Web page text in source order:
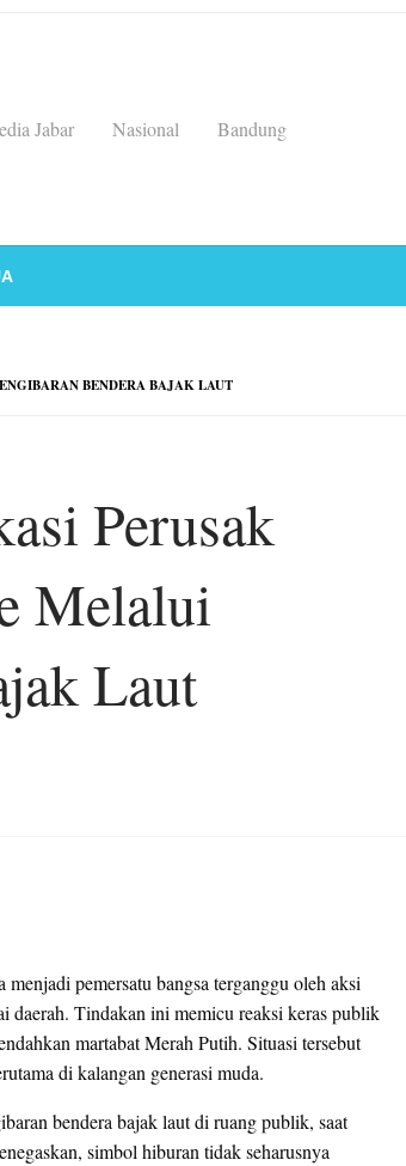
Jabar
Nasional Bandung
BENDERA BAJAK LAUT
Perusak
Melalui
Laut
pemersatu bangsa terganggu oleh aksi
daerah. Tindakan ini memicu reaksi keras publik
martabat Merah Putih. Situasi tersebut
di kalangan generasi muda.
bendera bajak laut di ruang publik, saat
simbol hiburan tidak seharusnya